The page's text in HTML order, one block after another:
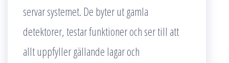
servar systemet. De byter ut gamla
detektorer, testar funktioner och ser till att
allt uppfyller gällande lagar och